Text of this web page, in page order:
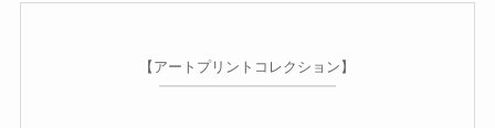
【アートプリントコレクション】